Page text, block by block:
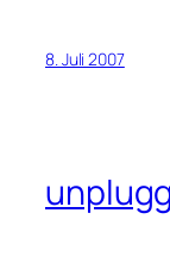
8. Juli 2007